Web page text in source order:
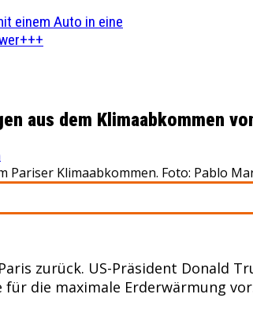
einem Auto in eine
aus dem Klimaabkommen
Klimaabkommen. Foto: Pablo
zurück. US-Präsident Donald
die maximale Erderwärmung